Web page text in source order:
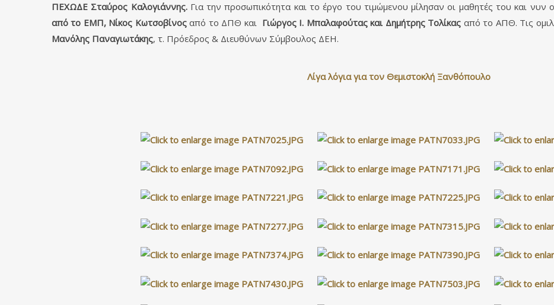
ΠΕΧΩΔΕ Σταύρος Καλογιάννης.Για την προσωπικότητα και το έργο του τιμώμενου μίλησαν οι μαθητές του και νυν
από το ΕΜΠ, Νίκος Κωτσοβίνοςαπό το ΔΠΘ και Γιώργος Ι. Μπαλαφούτας και Δημήτρης Τολίκας από το ΑΠΘ. Τις
Μανόλης Παναγιωτάκης, τ. Πρόεδρος & Διευθύνων Σύμβουλος ΔΕΗ.
Λίγα λόγια για τον Θεμιστοκλή Ξανθόπουλο